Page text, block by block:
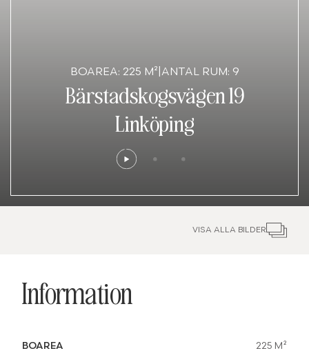
BOAREA: 225 M² ANTAL RUM: 9
Bärstadskogsvägen 19
Linköping
VISA ALLA BILDER
Information
BOAREA
225 M²